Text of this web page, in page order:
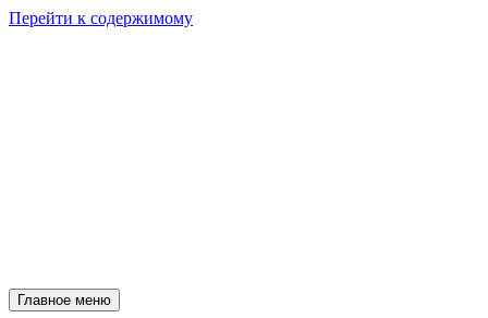
Перейти к содержимому
Главное меню